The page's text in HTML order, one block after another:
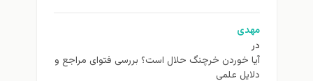
مهدی
در
آیا خوردن خرچنگ حلال است؟ بررسی فتوای مراجع و
دلایل علمی